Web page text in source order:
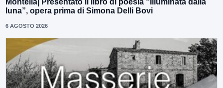
Montella| Presentato il libro di poesia “Illuminata dalla
luna”, opera prima di Simona Delli Bovi
6 AGOSTO 2026